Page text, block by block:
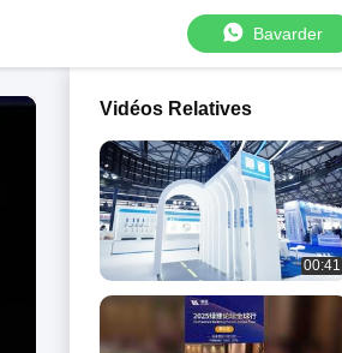
Bavarder
Vidéos Relatives
00:41